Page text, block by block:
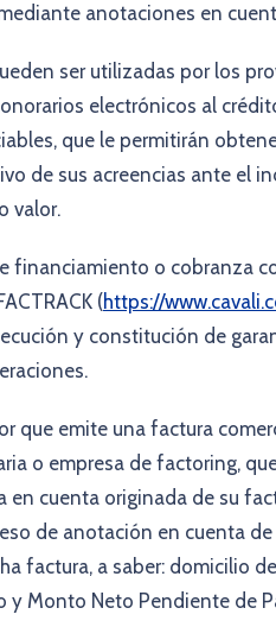
anotaciones en
ser utilizadas por los
electrónicos al
que le permitirán
de sus acreencias ante el
valor.
financiamiento o cobranza
(https://
y constitución de
que emite una factura
o empresa de factoring,
en cuenta originada de su
de anotación en cuenta
factura, a saber: domicilio
y Monto Neto Pendiente de